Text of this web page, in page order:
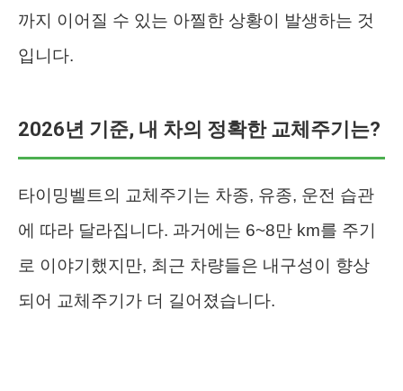
까지 이어질 수 있는 아찔한 상황이 발생하는 것
입니다.
2026년 기준, 내 차의 정확한 교체주기는?
타이밍벨트의 교체주기는 차종, 유종, 운전 습관
에 따라 달라집니다. 과거에는 6~8만 km를 주기
로 이야기했지만, 최근 차량들은 내구성이 향상
되어 교체주기가 더 길어졌습니다.